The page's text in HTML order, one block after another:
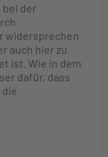
der
widersprechen
auch hier zu
ist. Wie in dem
dafür, dass